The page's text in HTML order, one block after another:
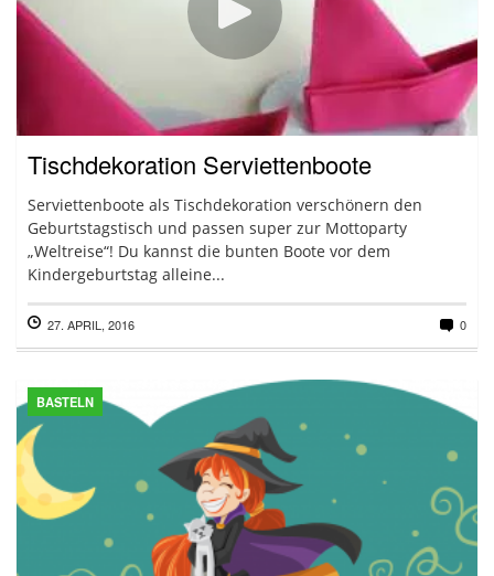
Tischdekoration Serviettenboote
Serviettenboote als Tischdekoration verschönern den
Geburtstagstisch und passen super zur Mottoparty
„Weltreise“! Du kannst die bunten Boote vor dem
Kindergeburtstag alleine...
27. APRIL, 2016 0
BASTELN